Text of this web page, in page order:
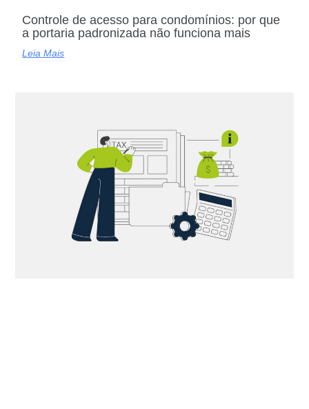
Controle de acesso para condomínios: por que
a portaria padronizada não funciona mais
Leia Mais